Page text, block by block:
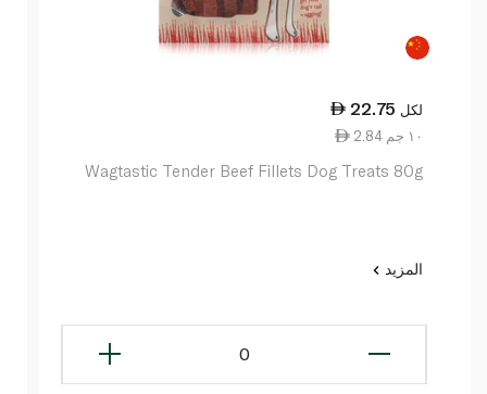
22.75 لكل
2.84 ١٠ جم
Wagtastic Tender Beef Fillets Dog Treats 80g
المزيد
0